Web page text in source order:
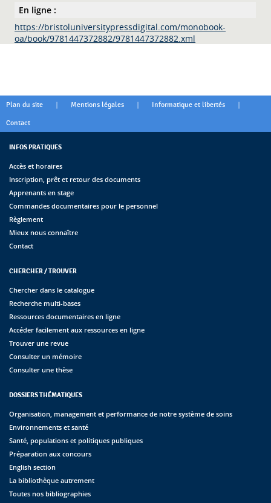
En ligne :
https://bristoluniversitypressdigital.com/monobook-
oa/book/9781447372882/9781447372882.xml
Plan du site | Mentions légales | Informatique et libertés |
Contact
INFOS PRATIQUES
Accès et horaires
Inscription, prêt et retour des documents
Apprenants en stage
Commandes documentaires pour le personnel
Règlement
Mieux nous connaître
Contact
CHERCHER / TROUVER
Chercher dans le catalogue
Recherche multi-bases
Ressources documentaires en ligne
Accéder facilement aux ressources en ligne
Trouver une revue
Consulter un mémoire
Consulter une thèse
DOSSIERS THÉMATIQUES
Organisation, management et performance de notre système de soins
Environnements et santé
Santé, populations et politiques publiques
Préparation aux concours
English section
La bibliothèque autrement
Toutes nos bibliographies